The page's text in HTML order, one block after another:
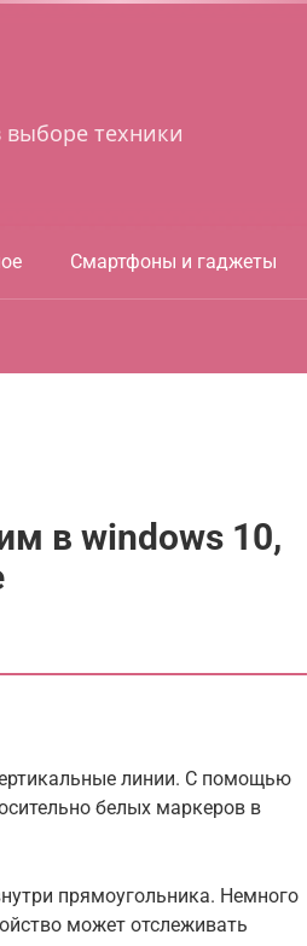
техники
Смартфоны и гаджеты
в windows 10,
линии. С помощью
белых маркеров в
прямоугольника. Немного
может отслеживать